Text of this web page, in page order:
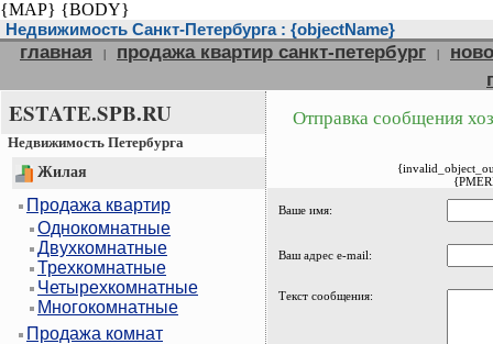
{MAP} {BODY}
Недвижимость Санкт-Петербурга : {objectName}
главная | продажа квартир санкт-петербург |
ESTATE.SPB.RU
Недвижимость Петербурга
Жилая
Продажа квартир
Однокомнатные
Двухкомнатные
Трехкомнатные
Четырехкомнатные
Многокомнатные
Продажа комнат
Отправка сообщения
Ваше имя:
Ваш адрес e-mail:
Текст сообщения: